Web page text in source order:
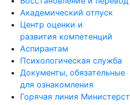
Академический отпуск
Центр оценки и
развития компетенций
Аспирантам
Психологическая служба
Документы, обязательные
для ознакомления
Горячая линия